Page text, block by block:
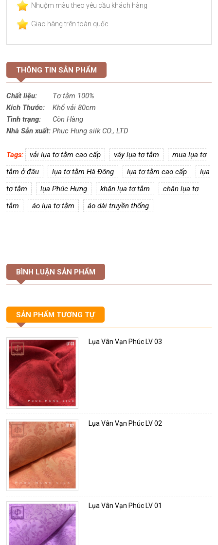
Nhuộm màu theo yêu cầu khách hàng
Giao hàng trên toàn quốc
THÔNG TIN SẢN PHẨM
Chất liệu: Tơ tằm 100%
Kích Thước: Khổ vải 80cm
Tình trạng: Còn Hàng
Nhà Sản xuất: Phuc Hung silk CO., LTD
Tags: vải lụa tơ tằm cao cấp váy lụa tơ tằm
mua lụa tơ
tằm ở đâu
lụa tơ tằm Hà Đông lụa tơ tằm cao cấp
lụa
tơ tằm
lụa Phúc Hưng khăn lụa tơ tằm
chăn lụa tơ
tằm
áo lụa tơ tằm áo dài truyền thống
BÌNH LUẬN SẢN PHẨM
SẢN PHẨM TƯƠNG TỰ
Lụa Vân Vạn Phúc LV 03
Lụa Vân Vạn Phúc LV 02
Lụa Vân Vạn Phúc LV 01